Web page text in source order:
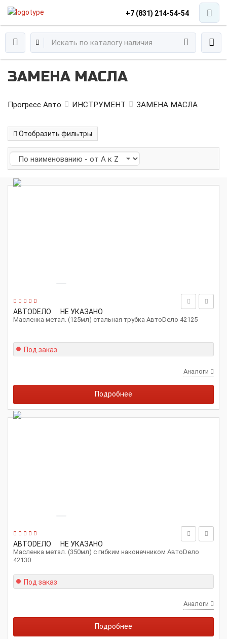
+7 (831) 214-54-54
ЗАМЕНА МАСЛА
Прогресс Авто ИНСТРУМЕНТ ЗАМЕНА МАСЛА
Отобразить фильтры
АВТОDЕЛО НЕ УКАЗАНО
Масленка метал. (125мл) стальная трубка АвтоDело 42125
Под заказ
Аналоги
Подробнее
АВТОDЕЛО НЕ УКАЗАНО
Масленка метал. (350мл) с гибким наконечником АвтоDело
42130
Под заказ
Аналоги
Подробнее